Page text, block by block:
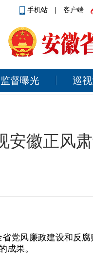
手机站 | 客户端
监督曝光 巡
安徽正风
党风廉政建设和反
果。